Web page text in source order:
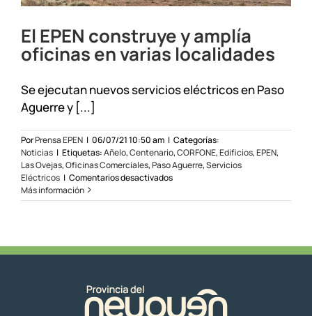
El EPEN construye y amplía
oficinas en varias localidades
Se ejecutan nuevos servicios eléctricos en Paso
Aguerre y [...]
PorPrensa EPEN | 06/07/21 10:50 am | Categorías:
Noticias | Etiquetas:Añelo,Centenario,CORFONE,Edificios,EPEN,
Las Ovejas,Oficinas Comerciales,Paso Aguerre,Servicios
Eléctricos | Comentarios desactivadosen
EPEN
oficinas
localidades
Más información